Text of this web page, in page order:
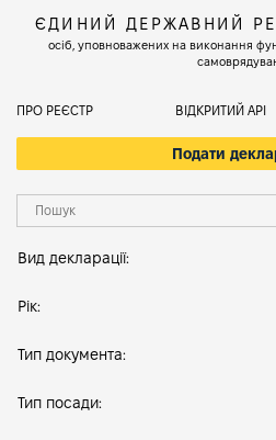
ЄДИНИЙ ДЕРЖАВНИЙ
осіб, уповноважених на виконання
ПРО РЕЄСТР ВІДКРИТИЙ АРІ
Подати
Вид декларації:
Рік:
Тип документа:
Тип посади: